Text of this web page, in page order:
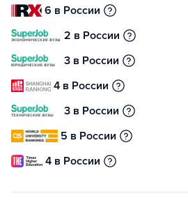
6 в России
2 в России
3 в России
4 в России
3 в России
5 в России
4 в России